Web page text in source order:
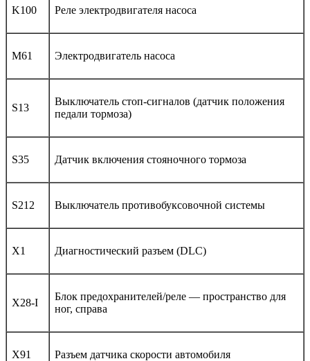
K100 Реле электродвигателя насоса
M61 Электродвигатель насоса
S13
Выключатель стоп-сигналов (датчик положения
педали тормоза)
S35 Датчик включения стояночного тормоза
S212 Выключатель противобуксовочной системы
X1 Диагностический разъем (DLC)
X28-I
Блок предохранителей/реле — пространство для
ног, справа
X91 Разъем датчика скорости автомобиля